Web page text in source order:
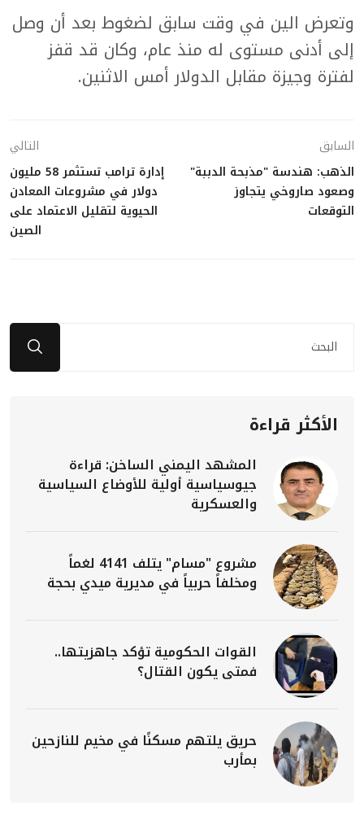
وتعرض الين في وقت سابق لضغوط بعد أن وصل
إلى أدنى مستوى له منذ عام، وكان قد قفز
لفترة وجيزة مقابل الدولار أمس الاثنين.
السابق
الذهب: هندسة "مذبحة الدببة"
وصعود صاروخي يتجاوز
التوقعات
التالي
إدارة ترامب تستثمر 58 مليون
دولار في مشروعات المعادن
الحيوية لتقليل الاعتماد على
الصين
الأكثر قراءة
المشهد اليمني الساخن: قراءة
جيوسياسية أولية للأوضاع السياسية
والعسكرية
مشروع "مسام" يتلف 4141 لغماً
ومخلفاً حربياً في مديرية ميدي بحجة
القوات الحكومية تؤكد جاهزيتها..
فمتى يكون القتال؟
حريق يلتهم مسكنًا في مخيم للنازحين
بمأرب